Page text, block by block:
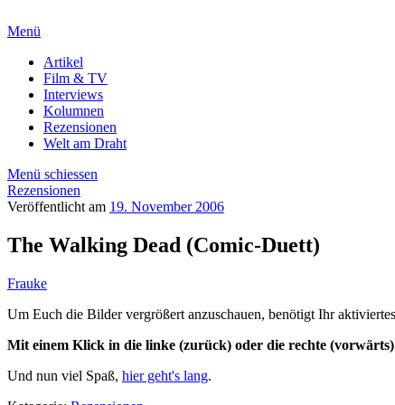
Menü
Artikel
Film & TV
Interviews
Kolumnen
Rezensionen
Welt am Draht
Menü schiessen
Rezensionen
Veröffentlicht am 19. November 2006
The Walking Dead (Comic-Duett)
Frauke
Um Euch die Bilder vergrößert anzuschauen, benötigt Ihr
Mit einem Klick in die linke (zurück) oder die rechte
Und nun viel Spaß, hier geht's lang.